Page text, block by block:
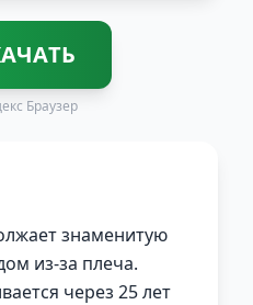
Браузер
знаменитую
из-за плеча.
через 25 лет